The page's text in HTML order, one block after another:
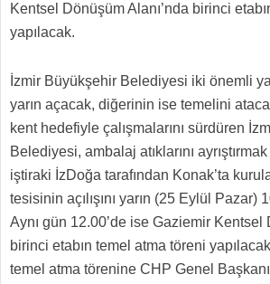
Kentsel Dönüşüm Alanı’nda birinci
yapılacak.
İzmir Büyükşehir Belediyesi iki önemli
yarın açacak, diğerinin ise temelini
kent hedefiyle çalışmalarını sürdüren
Belediyesi, ambalaj atıklarını
iştiraki İzDoğa tarafından Konak’ta
tesisinin açılışını yarın (25 Eylül Pazar)
Aynı gün 12.00’de ise Gaziemir Kentsel
birinci etabın temel atma töreni
temel atma törenine CHP Genel